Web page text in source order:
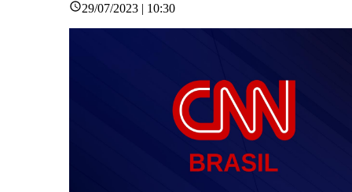
29/07/2023 | 10:30